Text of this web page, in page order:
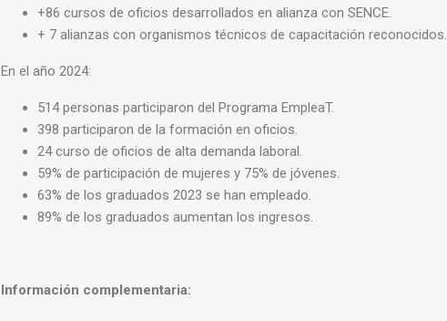
+86 cursos de oficios desarrollados en alianza con SENCE.
+ 7 alianzas con organismos técnicos de capacitación reconocidos.
En el año 2024:
514 personas participaron del Programa EmpleaT.
398 participaron de la formación en oficios.
24 curso de oficios de alta demanda laboral.
59% de participación de mujeres y 75% de jóvenes.
63% de los graduados 2023 se han empleado.
89% de los graduados aumentan los ingresos.
Información complementaria: